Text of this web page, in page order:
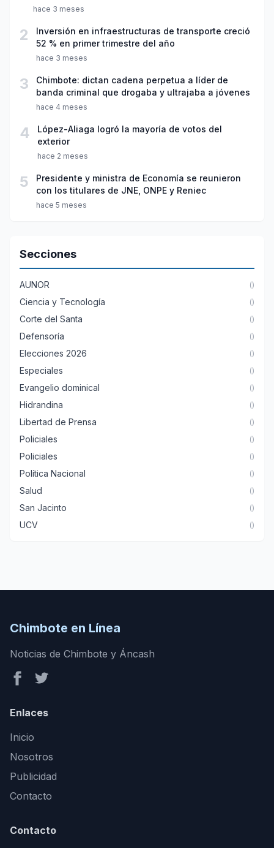
violación sexual y tentativa de feminicidio
hace 3 meses
2
Inversión en infraestructuras de transporte creció
52 % en primer trimestre del año
hace 3 meses
3
Chimbote: dictan cadena perpetua a líder de
banda criminal que drogaba y ultrajaba a jóvenes
hace 4 meses
4
López-Aliaga logró la mayoría de votos del
exterior
hace 2 meses
5
Presidente y ministra de Economía se reunieron
con los titulares de JNE, ONPE y Reniec
hace 5 meses
Secciones
AUNOR ()
Ciencia y Tecnología ()
Corte del Santa ()
Defensoría ()
Elecciones 2026 ()
Especiales ()
Evangelio dominical ()
Hidrandina ()
Libertad de Prensa ()
Policiales ()
Policiales ()
Política Nacional ()
Salud ()
San Jacinto ()
UCV ()
Chimbote en Línea
Noticias de Chimbote y Áncash
Enlaces
Inicio
Nosotros
Publicidad
Contacto
Contacto